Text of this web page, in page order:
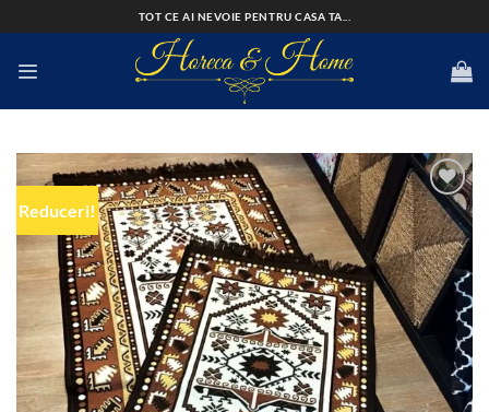
to
TOT CE AI NEVOIE PENTRU CASA TA...
Reduceri!
Add to
wishlist